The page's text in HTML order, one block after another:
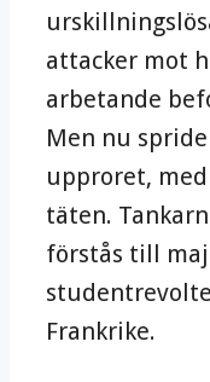
attacker mot
arbetande
Men nu
upproret,
täten.
förstås till maj
Frankrike.